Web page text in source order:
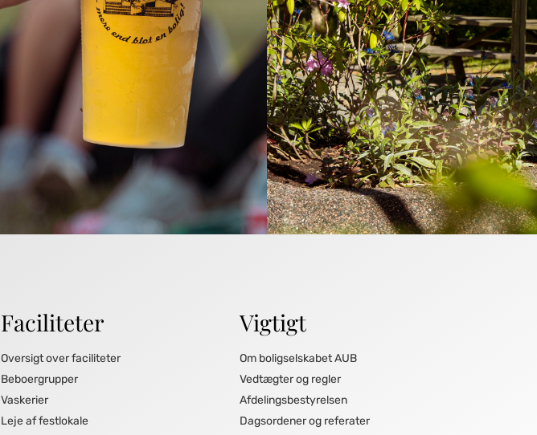
Faciliteter
Oversigt over faciliteter
Beboergrupper
Vaskerier
Leje af festlokale
Vigtigt
Om boligselskabet AUB
Vedtægter og regler
Afdelingsbestyrelsen
Dagsordener og referater